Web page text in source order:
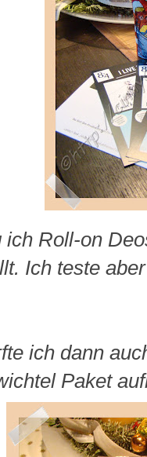
Roll-on
Ich teste
ich dann
Paket